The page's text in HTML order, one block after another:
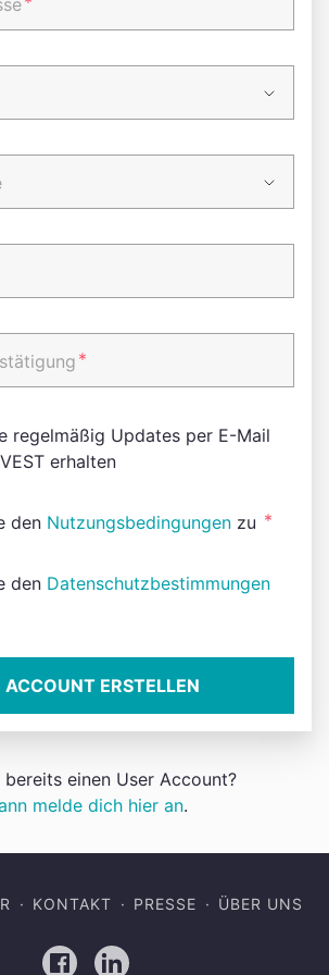
*
regelmäßig Updates per E-Mail
erhalten
den Nutzungsbedingungen zu *
den Datenschutzbestimmungen
ACCOUNT ERSTELLEN
bereits einen User Account?
melde dich hier an.
KONTAKT PRESSE ÜBER UNS